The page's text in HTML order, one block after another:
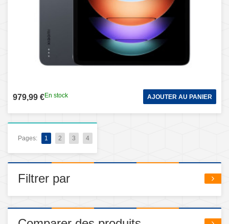
979,99 €En stock AJOUTER AU PANIER
Pages: 1 2 3 4
Filtrer par